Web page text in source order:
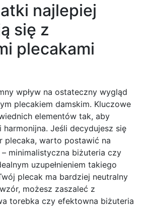
najlepiej
się z
plecakami
wpływ na ostateczny wygląd
plecakiem damskim. Kluczowe
elementów tak, aby
harmonijna. Jeśli decydujesz się
plecaka, warto postawić na
minimalistyczna biżuteria czy
uzupełnieniem takiego
plecak ma bardziej neutralny
możesz zaszaleć z
torebka czy efektowna biżuteria